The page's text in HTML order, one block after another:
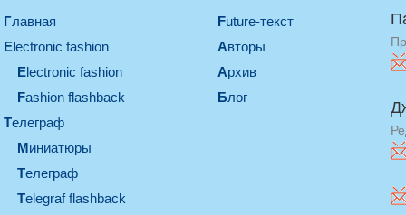
Главная
electronic fashion
electronic fashion
Fashion flashback
телеграф
миниатюры
телеграф
Telegraf flashback
Future-текст
Авторы
Архив
Блог